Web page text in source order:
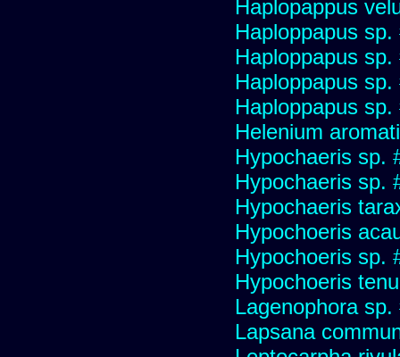
Haplopappus
Haploppapus sp.
Haploppapus sp.
Haploppapus sp.
Haploppapus sp.
Helenium
Hypochaeris sp.
Hypochaeris sp.
Hypochaeris
Hypochoeris
Hypochoeris sp.
Hypochoeris
Lagenophora sp.
Lapsana